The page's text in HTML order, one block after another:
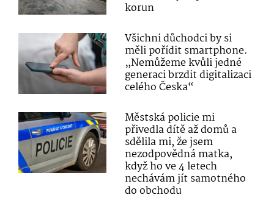
korun
Všichni důchodci by si
měli pořídit smartphone.
„Nemůžeme kvůli jedné
generaci brzdit digitalizaci
celého Česka“
Městská policie mi
přivedla dítě až domů a
sdělila mi, že jsem
nezodpovědná matka,
když ho ve 4 letech
nechávám jít samotného
do obchodu